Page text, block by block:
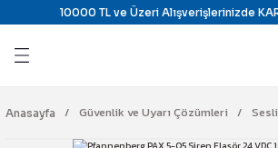
10000 TL ve Üzeri Alışverişlerinizde
Geri Dön
Geri Dön
ve Isı Kontrol
Geri Dön
Çözümleri
Geri Dön
Anasayfa Güvenlik ve Uyarı Çözümleri